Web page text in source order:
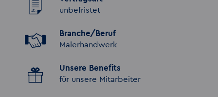
unbefristet
Branche/Beruf
Malerhandwerk
Unsere Benefits
für unsere Mitarbeiter